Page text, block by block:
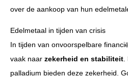
over de aankoop van hun
Edelmetaal in tijden van crisis
In tijden van onvoorspelbare
vaak naar zekerheid en stabiliteit
palladium bieden deze zekerheid.